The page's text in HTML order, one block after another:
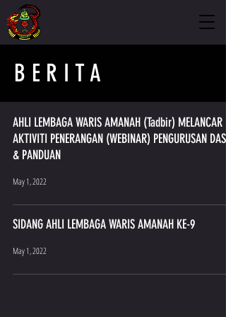
BERITA
AHLI LEMBAGA WARIS AMANAH (Tadbir) MELANCAR
AKTIVITI PENERANGAN (WEBINAR) PENGURUSAN
& PANDUAN
May 1, 2022
SIDANG AHLI LEMBAGA WARIS AMANAH KE-9
May 1, 2022